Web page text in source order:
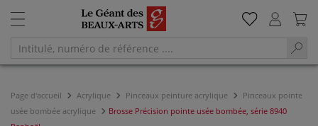
Page d'accueil Acrylique Pinceaux peinture acrylique
Pinceaux pointe
usée bombée acrylique
Brosse Précision pointe usée bombée, série 8940